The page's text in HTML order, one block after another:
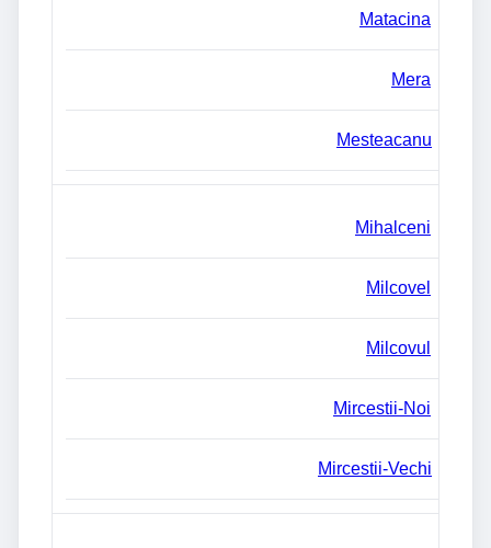
Matacina
Mera
Mesteacanu
Mihalceni
Milcovel
Milcovul
Mircestii-Noi
Mircestii-Vechi